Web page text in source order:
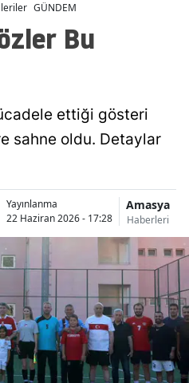
GÜNDEM
Bu
ettiği gösteri
sahne oldu. Detaylar
Yayınlanma
22 Haziran 2026 - 17:28
Amasya
Haberleri